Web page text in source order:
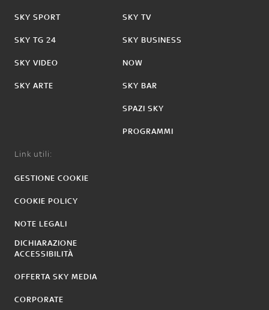
SKY SPORT
SKY TG 24
SKY VIDEO
SKY ARTE
SKY TV
SKY BUSINESS
NOW
SKY BAR
SPAZI SKY
PROGRAMMI
Link utili:
GESTIONE COOKIE
COOKIE POLICY
NOTE LEGALI
DICHIARAZIONE
ACCESSIBILITÀ
OFFERTA SKY MEDIA
CORPORATE